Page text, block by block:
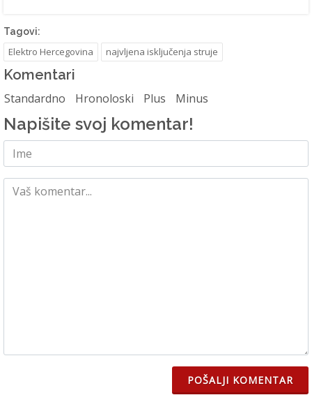
Tagovi:
Elektro Hercegovina najvljena isključenja struje
Komentari
Standardno Hronoloski Plus Minus
Napišite svoj komentar!
POŠALJI KOMENTAR